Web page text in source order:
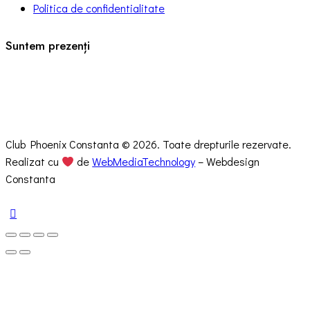
Politica de confidentialitate
Suntem prezenți
Club Phoenix Constanta © 2026. Toate drepturile rezervate.
Realizat cu
deWebMediaTechnology– Webdesign
Constanta